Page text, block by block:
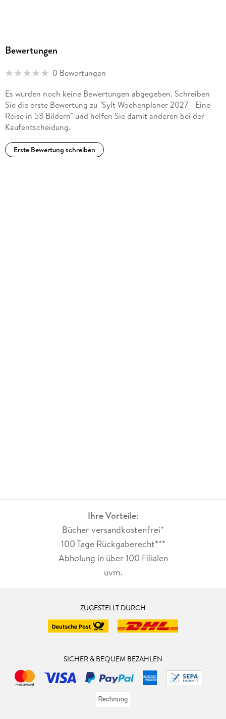
Bewertungen
0 Bewertungen
Es wurden noch keine Bewertungen abgegeben. Schreiben
Sie die erste Bewertung zu "Sylt Wochenplaner 2027 - Eine
Reise in 53 Bildern" und helfen Sie damit anderen bei der
Kaufentscheidung.
Erste Bewertung schreiben
Ihre Vorteile:
Bücher versandkostenfrei*
100 Tage Rückgaberecht***
Abholung in über 100 Filialen
uvm.
ZUGESTELLT DURCH
SICHER & BEQUEM BEZAHLEN